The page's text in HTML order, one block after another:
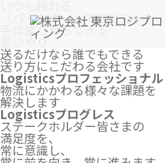
「パートナー」でありたい
手作業だからできる
思いやり
送るだけなら誰でもできる
送り方にこだわる会社です
Logisticsプロフェッショナル
物流にかかわる様々な課題を
解決します
Logisticsプログレス
ステークホルダー皆さまの
満足度を、
常に意識し、